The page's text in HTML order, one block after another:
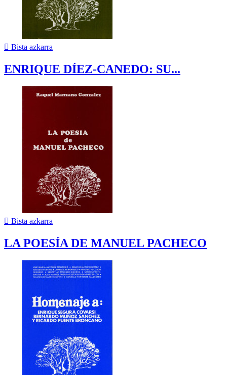
 Bista azkarra
ENRIQUE DÍEZ-CANEDO: SU...
 Bista azkarra
LA POESÍA DE MANUEL PACHECO